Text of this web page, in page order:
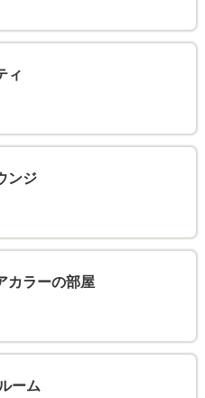
ィ
ンジ
カラーの部屋
ーム